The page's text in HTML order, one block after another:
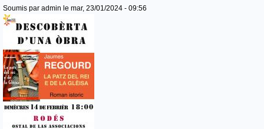
Soumis par admin le mar, 23/01/2024 - 09:56